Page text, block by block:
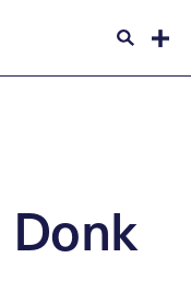
Donk